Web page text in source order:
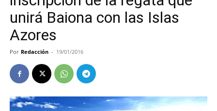
unirá Baiona con las Islas
Azores
Por Redacción - 19/01/2016